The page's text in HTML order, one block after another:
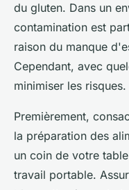
du gluten. Dans un
contamination est
raison du manque
Cependant, avec
minimiser les risques.
Premièrement,
la préparation des
un coin de votre
travail portable.